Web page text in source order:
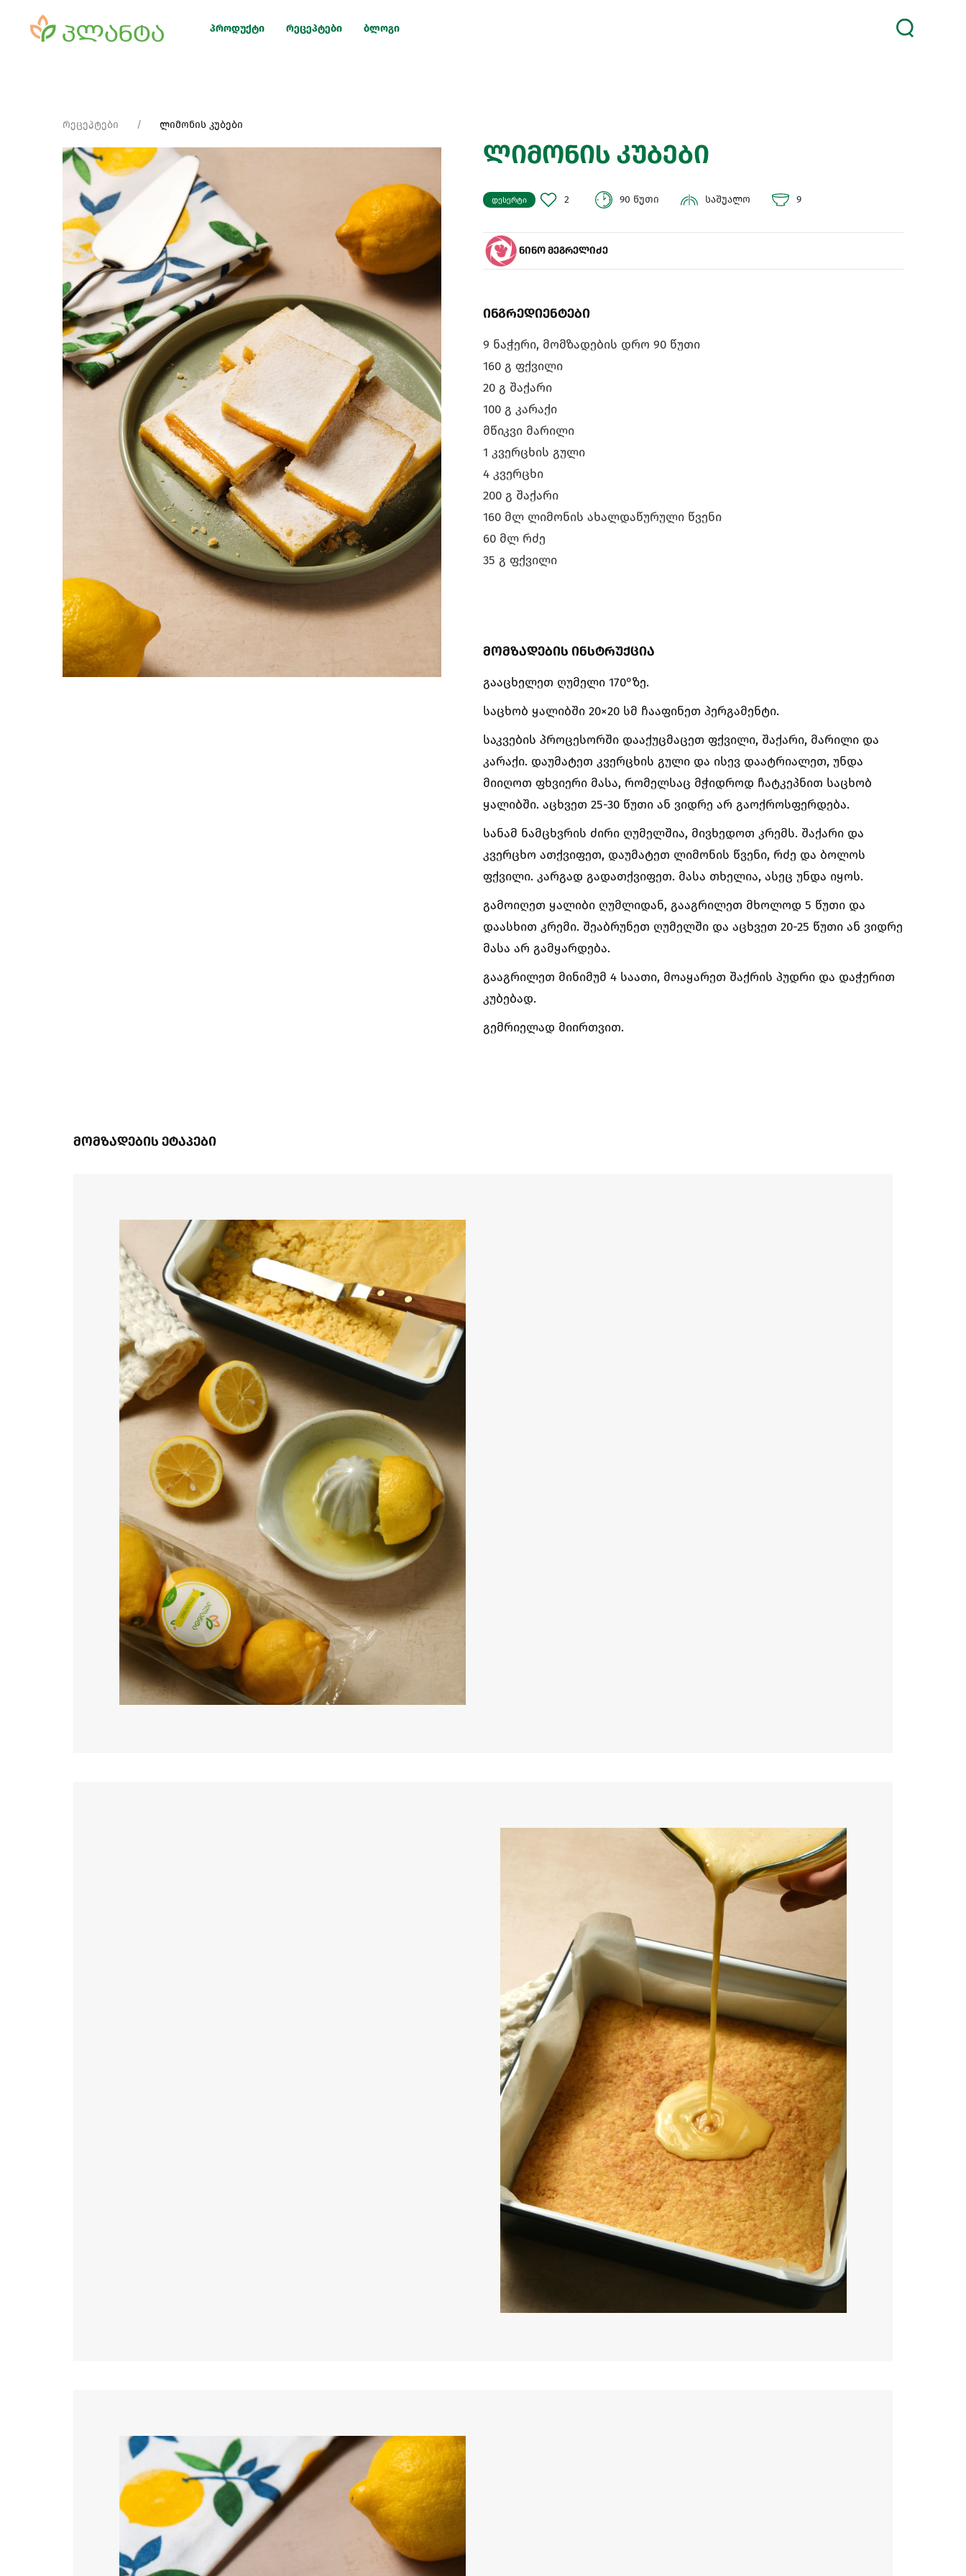
პროდუქტი რეცეპტები ბლოგი
რეცეპტები ლიმონის კუბები
ლიმონის კუბები
დესერტი 2 90 წუთი საშუალო 9
ნინო მეგრელიძე
ინგრედიენტები
9 ნაჭერი, მომზადების დრო 90 წუთი
160 გ ფქვილი
20 გ შაქარი
100 გ კარაქი
მწიკვი მარილი
1 კვერცხის გული
4 კვერცხი
200 გ შაქარი
160 მლ ლიმონის ახალდაწურული წვენი
60 მლ რძე
35 გ ფქვილი
მომზადების ინსტრუქცია
გააცხელეთ ღუმელი 170°ზე.
საცხობ ყალიბში 20×20 სმ ჩააფინეთ პერგამენტი.
საკვების პროცესორში დააქუცმაცეთ ფქვილი, შაქარი, მარილი და
კარაქი. დაუმატეთ კვერცხის გული და ისევ დაატრიალეთ, უნდა
მიიღოთ ფხვიერი მასა, რომელსაც მჭიდროდ ჩატკეპნით საცხობ
ყალიბში. აცხვეთ 25-30 წუთი ან ვიდრე არ გაოქროსფერდება.
სანამ ნამცხვრის ძირი ღუმელშია, მივხედოთ კრემს. შაქარი და
კვერცხო ათქვიფეთ, დაუმატეთ ლიმონის წვენი, რძე და ბოლოს
ფქვილი. კარგად გადათქვიფეთ. მასა თხელია, ასეც უნდა იყოს.
გამოიღეთ ყალიბი ღუმლიდან, გააგრილეთ მხოლოდ 5 წუთი და
დაასხით კრემი. შეაბრუნეთ ღუმელში და აცხვეთ 20-25 წუთი ან ვიდრე
მასა არ გამყარდება.
გააგრილეთ მინიმუმ 4 საათი, მოაყარეთ შაქრის პუდრი და დაჭერით
კუბებად.
გემრიელად მიირთვით.
მომზადების ეტაპები